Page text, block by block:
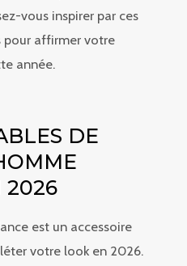
vous inspirer par ces
pour affirmer votre
année.
DE
2026
est un accessoire
votre look en 2026.